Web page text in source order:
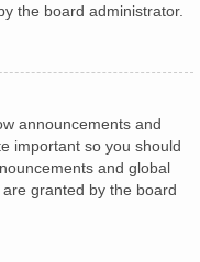
the board administrator.
announcements and
important so you should
and global
granted by the board